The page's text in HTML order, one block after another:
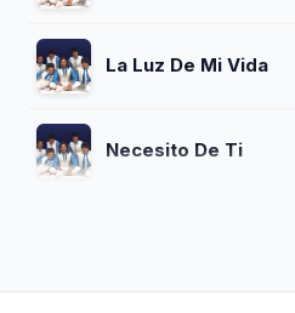
La Luz De Mi Vida
Necesito De Ti